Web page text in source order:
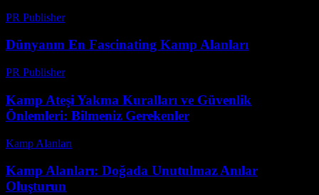
PR Publisher-
Dünyanın En Fascinating Kamp Alanları
PR Publisher-
Kamp Ateşi Yakma Kuralları ve Güvenlik
Önlemleri: Bilmeniz Gerekenler
Kamp Alanları
Kamp Alanları: Doğada Unutulmaz Anılar
Oluşturun